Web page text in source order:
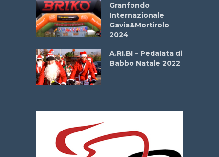
Granfondo
Internazionale
Gavia&Mortirolo
2024
A.RI.BI – Pedalata di
Babbo Natale 2022